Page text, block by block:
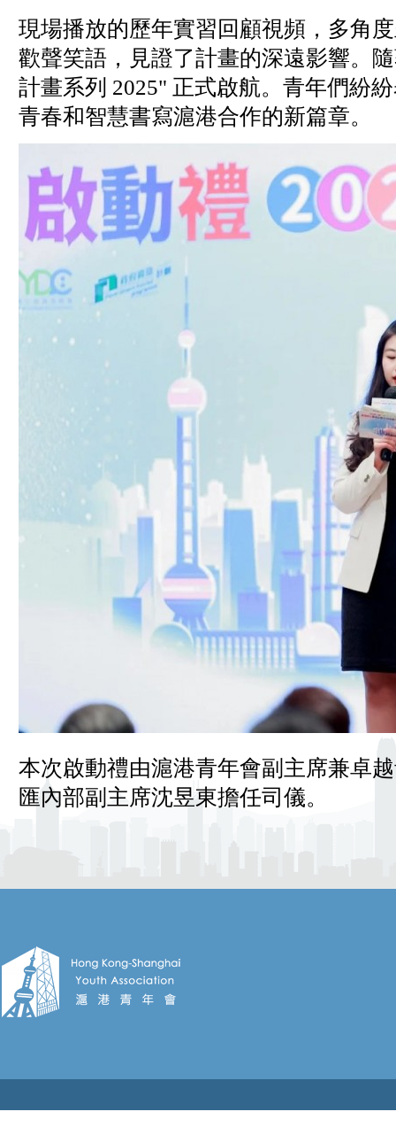
現場播放的歷年實習回顧視頻，多角
歡聲笑語，見證了計畫的深遠影響。
計畫系列 2025" 正式啟航。青年們紛
青春和智慧書寫滬港合作的新篇章。
本次啟動禮由滬港青年會副主席兼卓
匯內部副主席沈昱東擔任司儀。